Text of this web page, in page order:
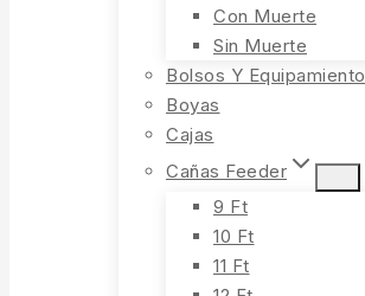
Con Muerte
Sin Muerte
Bolsos Y Equipamiento
Boyas
Cajas
Cañas Feeder
9 Ft
10 Ft
11 Ft